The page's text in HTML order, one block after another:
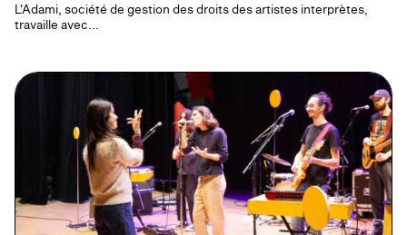
L'Adami, société de gestion des droits des artistes interprètes,
travaille avec...